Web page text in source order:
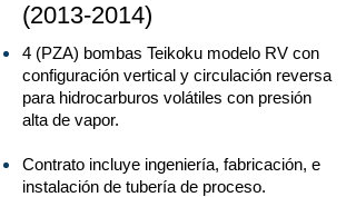
(2013-2014)
4 (PZA) bombas Teikoku modelo RV con
configuración vertical y circulación reversa
para hidrocarburos volátiles con presión
alta de vapor.
Contrato incluye ingeniería, fabricación, e
instalación de tubería de proceso.